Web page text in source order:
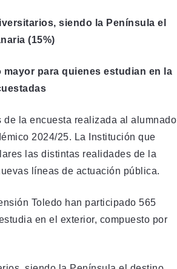
siendo la Península el
(15%)
para quienes estudian en la
la encuesta realizada al alumnado
2024/25. La Institución que
las distintas realidades de la
líneas de actuación pública.
Toledo han participado 565
en el exterior, compuesto por